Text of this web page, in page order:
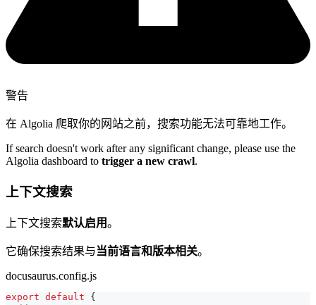
警告
在 Algolia 爬取你的网站之前，搜索功能无法可靠地工作。
If search doesn't work after any significant change, please use the
Algolia dashboard to trigger a new crawl.
上下文搜索
上下文搜索默认启用。
它确保搜索结果与当前语言和版本相关。
docusaurus.config.js
export default
{